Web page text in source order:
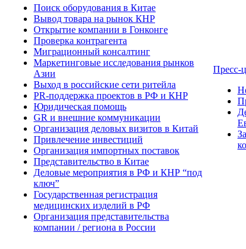
Поиск оборудования в Китае
Вывод товара на рынок КНР
Открытие компании в Гонконге
Проверка контрагента
Миграционный консалтинг
Маркетинговые исследования рынков
Азии
Выход в российские сети ритейла
PR-поддержка проектов в РФ и КНР
Юридическая помощь
GR и внешние коммуникации
Организация деловых визитов в Китай
Привлечение инвестиций
Организация импортных поставок
Представительство в Китае
Деловые мероприятия в РФ и КНР “под
ключ”
Государственная регистрация
медицинских изделий в РФ
Организация представительства
компании / региона в России
Пресс-